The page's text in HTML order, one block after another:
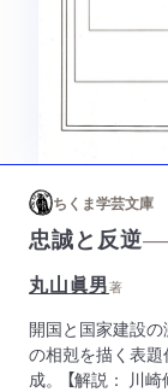
ちくま学芸文庫
忠誠と反逆——
丸山眞男著
開国と国家建設
の相剋を描く表
成。 【解説： 川崎